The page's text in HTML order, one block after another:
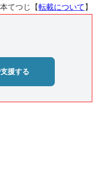
てつじ【転載について 】